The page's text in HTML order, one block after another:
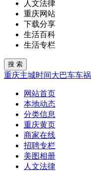
人文法律
重庆网站
下载分享
生活百科
生活专栏
重庆主城时间大巴车车祸
网站首页
本地动态
分类信息
重庆黄页
商家在线
招聘专栏
美图相册
人文法律